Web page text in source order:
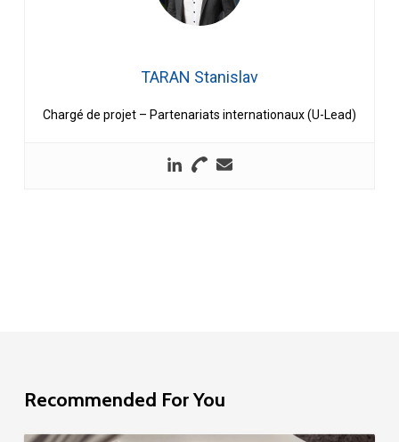
TARAN Stanislav
Chargé de projet – Partenariats internationaux (U-Lead)
Recommended For You